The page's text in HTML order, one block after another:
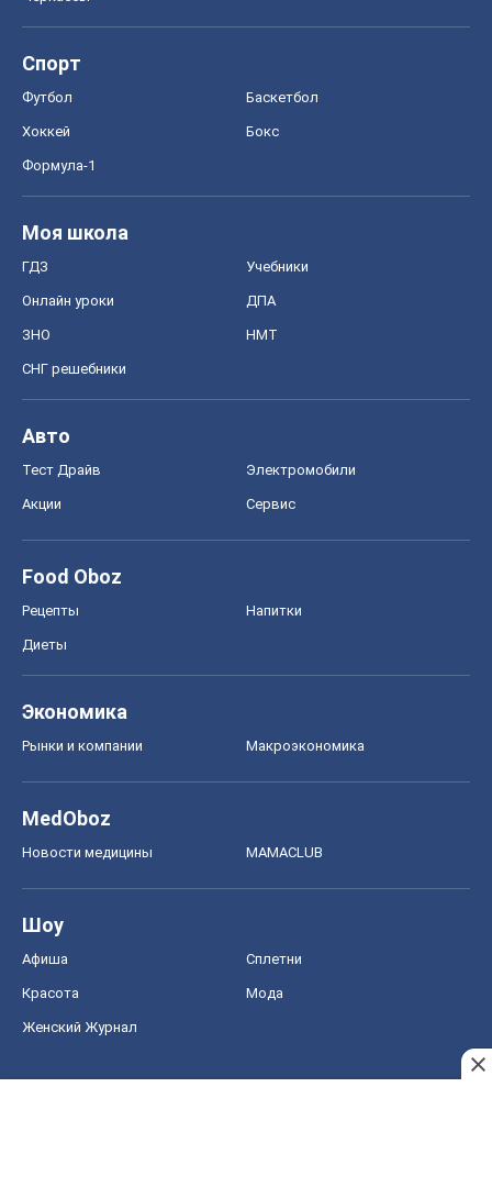
Спорт
Футбол Баскетбол
Хоккей Бокс
Формула-1
Моя школа
ГДЗ Учебники
Онлайн уроки ДПА
ЗНО НМТ
СНГ решебники
Авто
Тест Драйв Электромобили
Акции Сервис
Food Oboz
Рецепты Напитки
Диеты
Экономика
Рынки и компании Mакроэкономика
MedOboz
Новости медицины MAMACLUB
Шоу
Афиша Сплетни
Красота Мода
Женский Журнал